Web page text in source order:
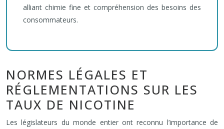
alliant chimie fine et compréhension des besoins des
consommateurs.
NORMES LÉGALES ET
RÉGLEMENTATIONS SUR LES
TAUX DE NICOTINE
Les législateurs du monde entier ont reconnu l’importance de